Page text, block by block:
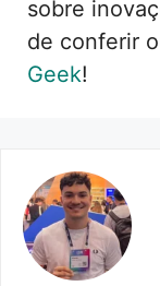
sobre
de conferir
Geek!